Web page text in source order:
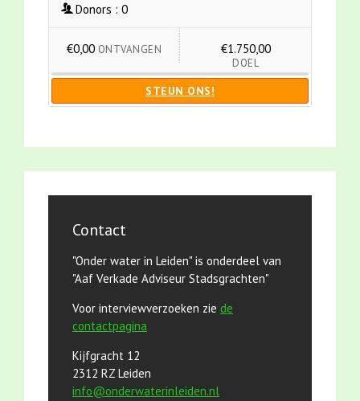
Donors : 0
€0,00 ONTVANGEN €1.750,00
DOEL
STEUN ONS!
Contact
"Onder water in Leiden" is onderdeel van
"Aaf Verkade Adviseur Stadsgrachten"
Voor interviewverzoeken zie de
contactpagina
Kijfgracht 12
2312 RZ Leiden
info@onderwaterinleiden.nl